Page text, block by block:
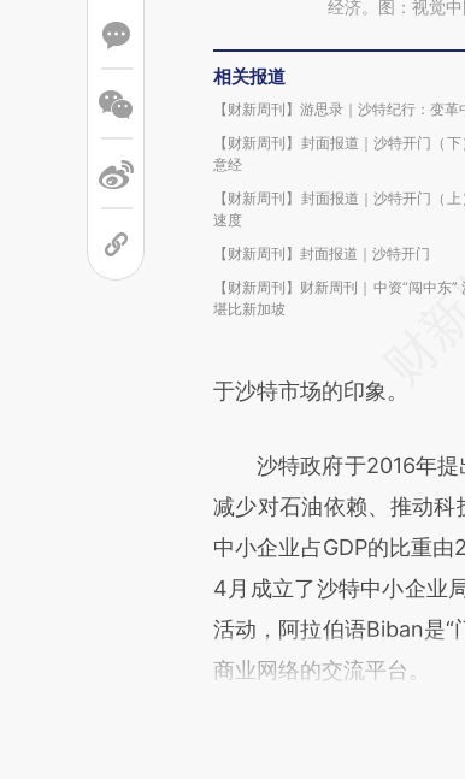
经济。图：视觉中
相关报道
【财新周刊】游思录｜沙特纪行：变革
【财新周刊】封面报道｜沙特开门（
意经
【财新周刊】封面报道｜沙特开门（
速度
【财新周刊】封面报道｜沙特开门
【财新周刊】财新周刊｜中资“闯中东”
堪比新加坡
于沙特市场的印象。
沙特政府于2016年提出
减少对石油依赖、推动
中小企业占GDP的比重
4月成立了沙特中小企业
活动，阿拉伯语Biban是
商业网络的交流平台。